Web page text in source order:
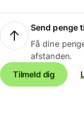
Send penge
Få dine
afstanden.
Tilmeld dig